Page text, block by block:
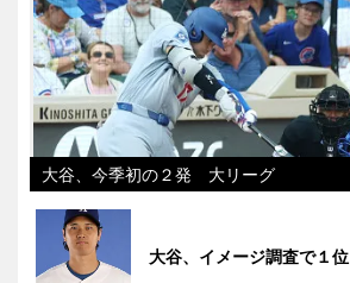
大谷、今季初の２発 大リーグ
大谷、イメージ調査で１位